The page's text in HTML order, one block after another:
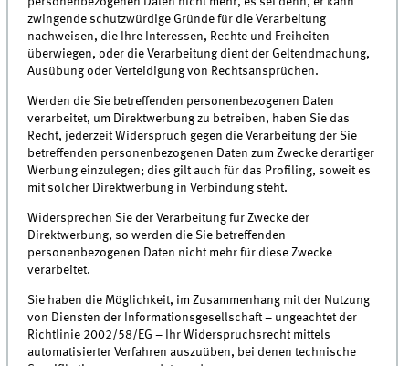
zwingende schutzwürdige Gründe für die Verarbeitung
nachweisen, die Ihre Interessen, Rechte und Freiheiten
überwiegen, oder die Verarbeitung dient der Geltendmachung,
Ausübung oder Verteidigung von Rechtsansprüchen.
Werden die Sie betreffenden personenbezogenen Daten
verarbeitet, um Direktwerbung zu betreiben, haben Sie das
Recht, jederzeit Widerspruch gegen die Verarbeitung der Sie
betreffenden personenbezogenen Daten zum Zwecke derartiger
Werbung einzulegen; dies gilt auch für das Profiling, soweit es
mit solcher Direktwerbung in Verbindung steht.
Widersprechen Sie der Verarbeitung für Zwecke der
Direktwerbung, so werden die Sie betreffenden
personenbezogenen Daten nicht mehr für diese Zwecke
verarbeitet.
Sie haben die Möglichkeit, im Zusammenhang mit der Nutzung
von Diensten der Informationsgesellschaft – ungeachtet der
Richtlinie 2002/58/EG – Ihr Widerspruchsrecht mittels
automatisierter Verfahren auszuüben, bei denen technische